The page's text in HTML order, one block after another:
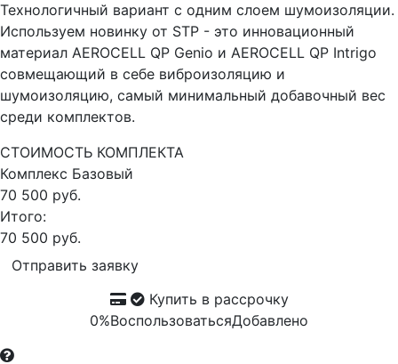
Технологичный вариант с одним слоем шумоизоляции.
Используем новинку от STP - это инновационный
материал AEROCELL QP Genio и AEROCELL QP Intrigo
совмещающий в себе виброизоляцию и
шумоизоляцию, самый минимальный добавочный вес
среди комплектов.
СТОИМОСТЬ КОМПЛЕКТА
Комплекс Базовый
70 500 руб.
Итого:
70 500 руб.
Отправить заявку
Купить в рассрочку
0%ВоспользоватьсяДобавлено